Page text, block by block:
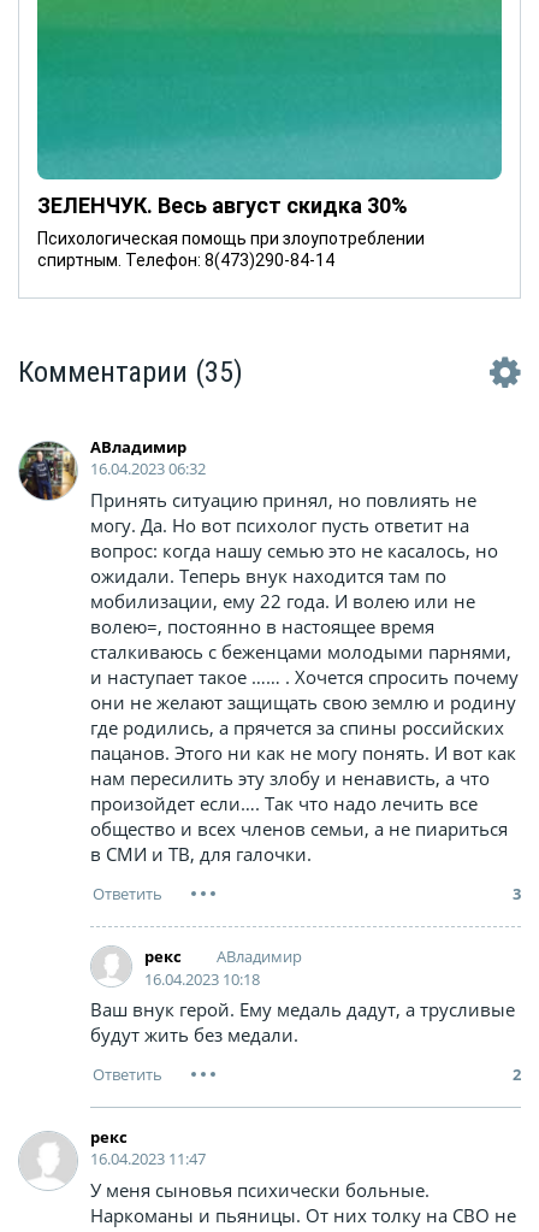
ЗЕЛЕНЧУК. Весь август скидка 30%
Психологическая помощь при злоупотреблении
спиртным. Телефон: 8(473)290-84-14
Комментарии (35)
АВладимир
16.04.2023 06:32
Принять ситуацию принял, но повлиять не
могу. Да. Но вот психолог пусть ответит на
вопрос: когда нашу семью это не касалось, но
ожидали. Теперь внук находится там по
мобилизации, ему 22 года. И волею или не
волею=, постоянно в настоящее время
сталкиваюсь с беженцами молодыми парнями,
и наступает такое …… . Хочется спросить почему
они не желают защищать свою землю и родину
где родились, а прячется за спины российских
пацанов. Этого ни как не могу понять. И вот как
нам пересилить эту злобу и ненависть, а что
произойдет если…. Так что надо лечить все
общество и всех членов семьи, а не пиариться
в СМИ и ТВ, для галочки.
3
рекс
АВладимир
16.04.2023 10:18
Ваш внук герой. Ему медаль дадут, а трусливые
будут жить без медали.
2
рекс
16.04.2023 11:47
У меня сыновья психически больные.
Наркоманы и пьяницы. От них толку на СВО не